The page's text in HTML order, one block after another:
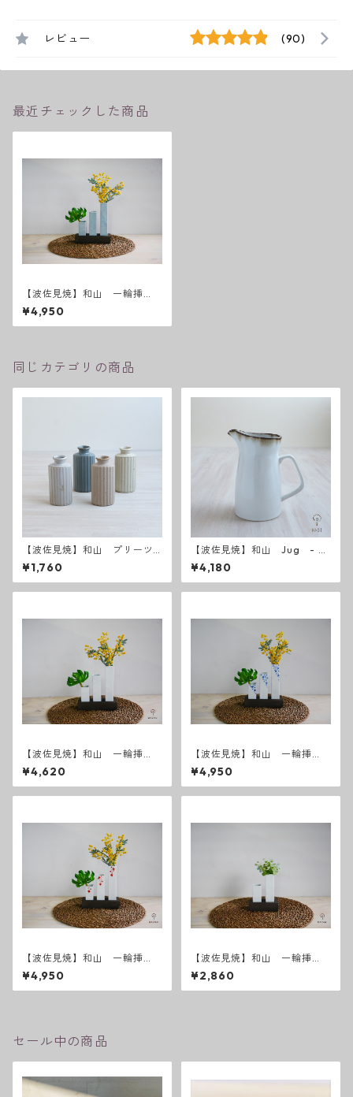
レビュー (90)
最近チェックした商品
【波佐見焼】和山 一輪挿
し グレー3本
¥4,950
同じカテゴリの商品
【波佐見焼】和山 プリーツ
花瓶
¥1,760
【波佐見焼】和山 Jug - 水
差し -
¥4,180
【波佐見焼】和山 一輪挿
し 白3本
¥4,620
【波佐見焼】和山 一輪挿
し 染唐草3本
¥4,950
【波佐見焼】和山 一輪挿
し 朱唐草3本
¥4,950
【波佐見焼】和山 一輪挿
し 白2本
¥2,860
セール中の商品